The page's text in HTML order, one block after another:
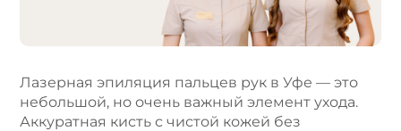
:
Лазерная эпиляция пальцев рук в Уфе — это
небольшой, но очень важный элемент ухода.
Аккуратная кисть с чистой кожей без